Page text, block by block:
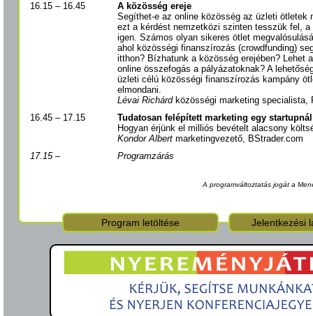
16.15 – 16.45
A közösség ereje
Segíthet-e az online közösség az üzleti ötletek
ezt a kérdést nemzetközi szinten tesszük fel, a
igen. Számos olyan sikeres ötlet
ahol közösségi finanszírozás (crowdfunding)
itthon? Bízhatunk a közösség erejében? Lehet
online összefogás a pályázatoknak? A
üzleti célú közösségi finanszírozás kampány
elmondani.
Lévai Richárdközösségi marketing specialista,
16.45 – 17.15
Tudatosan felépített marketing egy startupnál
Hogyan érjünk el milliós bevételt alacsony
Kondor Albert marketingvezető, BStrader.com
17.15 –
Programzárás
A programváltoztatás jogát a
Program letöltése Jelentkezési